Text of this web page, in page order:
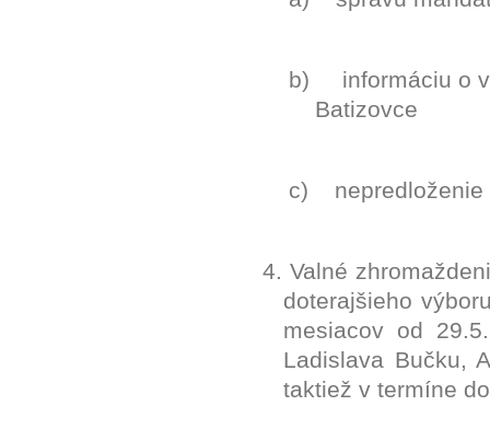
b)
informáciu o
Batizovce
c)
4. Valné
doterajšieho
mesiacov od
Ladislava Bučku,
taktiež v termíne